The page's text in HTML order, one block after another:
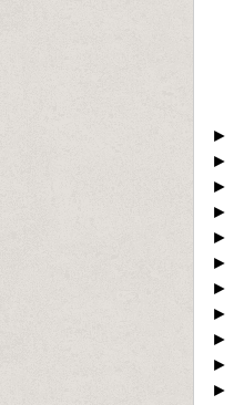
►
►
►
►
►
►
►
►
►
►
►